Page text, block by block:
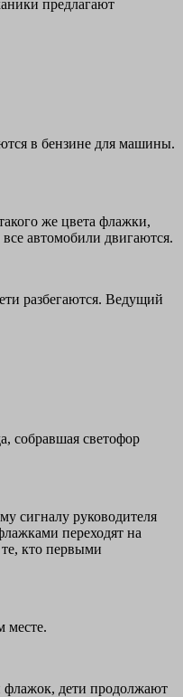
предлагают
в бензине для машины.
же цвета флажки,
автомобили двигаются.
разбегаются. Ведущий
собравшая светофор
сигналу руководителя
переходят на
кто первыми
месте.
флажок, дети продолжают